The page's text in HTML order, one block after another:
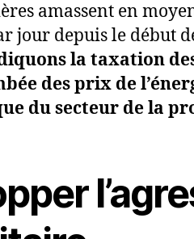
amassent en
jour depuis le début
la taxation
des prix de
du secteur de la